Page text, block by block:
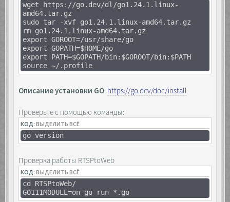
wget https://go.dev/dl/go1.24.1.linux-
amd64.tar.gz
sudo tar -xvf go1.24.1.linux-amd64.tar.gz
rm go1.24.1.linux-amd64.tar.gz
export GOROOT=/usr/share/go
export GOPATH=$HOME/go
export PATH=$GOPATH/bin:$GOROOT/bin:$PATH
source ~/.profile
Описание установки GO: https://go.dev/doc/install
Проверьте с помощью команды:
КОД:ВЫДЕЛИТЬ ВСЁ
go version
Проверка работы RTSPtoWeb
КОД:ВЫДЕЛИТЬ ВСЁ
cd RTSPtoWeb/
GO111MODULE=on go run *.go